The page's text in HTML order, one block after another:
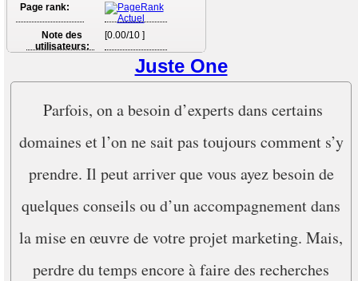
Page rank:
Note des
utilisateurs:
[0.00/10 ]
Juste One
Parfois, on a besoin d’experts dans certains
domaines et l’on ne sait pas toujours comment s’y
prendre. Il peut arriver que vous ayez besoin de
quelques conseils ou d’un accompagnement dans
la mise en œuvre de votre projet marketing. Mais,
perdre du temps encore à faire des recherches